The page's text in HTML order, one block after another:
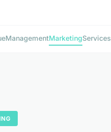
ManagementMarketingServices